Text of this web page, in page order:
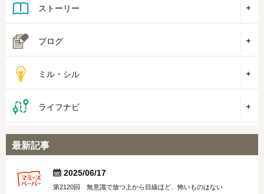
ストーリー
ブログ
ミル・シル
ライフナビ
最新記事
  2025/06/17
第2120回 無意識で放つ上から目線ほど、怖いものはない